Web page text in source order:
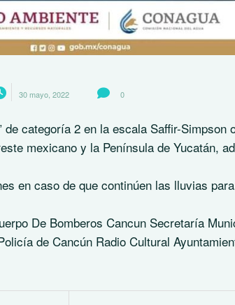
30 mayo, 2022 0
de categoría 2 en la escala Saffir-Simpson
mexicano y la Península de Yucatán,
en caso de que continúen las lluvias
De Bomberos Cancun Secretaría
de Cancún Radio Cultural